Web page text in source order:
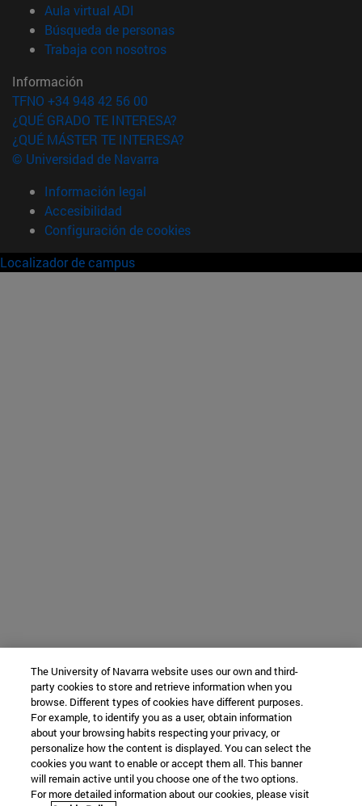
Aula virtual ADI
Búsqueda de personas(abre en nueva ventana)
Trabaja con nosotros(abre en nueva ventana)
Información
TFNO +34 948 42 56 00
¿QUÉ GRADO TE INTERESA?
¿QUÉ MÁSTER TE INTERESA?
© Universidad de Navarra
Información legal
Accesibilidad
Configuración de cookies
Localizador de campus
The University of Navarra website uses our own and third-
party cookies to store and retrieve information when you
browse. Different types of cookies have different purposes.
For example, to identify you as a user, obtain information
about your browsing habits respecting your privacy, or
personalize how the content is displayed. You can select the
cookies you want to enable or accept them all. This banner
will remain active until you choose one of the two options.
For more detailed information about our cookies, please visit